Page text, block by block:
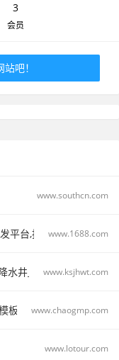
3
会员
吧！
www.southcn.com
平台,批发网www.1688.com
水井_苏州基坑降水_太
www.ksjhwt.com
板精选。www.chaogmp.com
www.lotour.com